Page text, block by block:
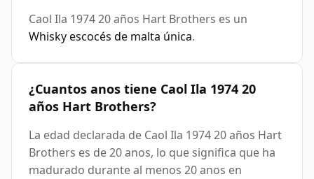
Caol Ila 1974 20 años Hart Brothers es un
Whisky escocés de malta única.
¿Cuantos anos tiene Caol Ila 1974 20
años Hart Brothers?
La edad declarada de Caol Ila 1974 20 años Hart
Brothers es de 20 anos, lo que significa que ha
madurado durante al menos 20 anos en